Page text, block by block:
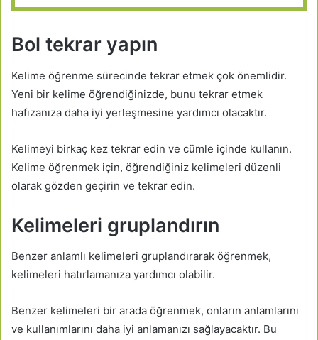
Bol tekrar yapın
Kelime öğrenme sürecinde tekrar etmek çok önemlidir.
Yeni bir kelime öğrendiğinizde, bunu tekrar etmek
hafızanıza daha iyi yerleşmesine yardımcı olacaktır.
Kelimeyi birkaç kez tekrar edin ve cümle içinde kullanın.
Kelime öğrenmek için, öğrendiğiniz kelimeleri düzenli
olarak gözden geçirin ve tekrar edin.
Kelimeleri gruplandırın
Benzer anlamlı kelimeleri gruplandırarak öğrenmek,
kelimeleri hatırlamanıza yardımcı olabilir.
Benzer kelimeleri bir arada öğrenmek, onların anlamlarını
ve kullanımlarını daha iyi anlamanızı sağlayacaktır. Bu